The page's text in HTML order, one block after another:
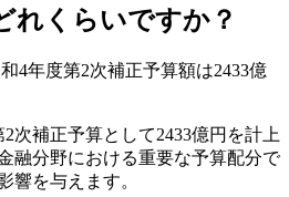
れくらいですか？
4年度第2次補正予算額は2433億
次補正予算として2433億円を計上
融分野における重要な予算配分で
響を与えます。